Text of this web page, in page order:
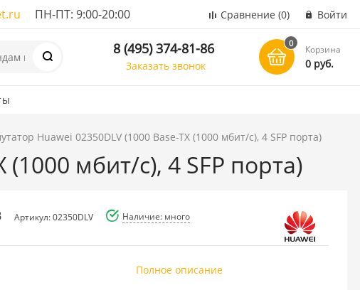
ПН-ПТ: 9:00-20:00 Сравнение (0) Войти
8 (495) 374-81-86
Заказать звонок
0
Корзина
0 руб.
Huawei 02350DLV (1000 Base-TX (1000 мбит/с), 4 SFP порта)
мбит/с), 4 SFP порта)
Артикул: 02350DLV Наличие: много
Полное описание